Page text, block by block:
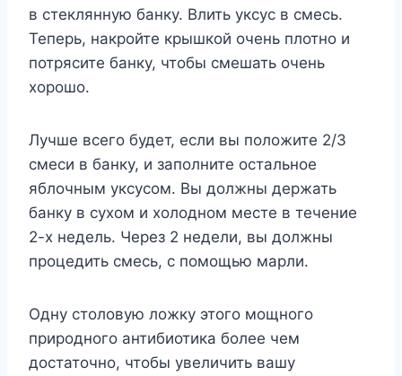
в стеклянную банку. Влить уксус в смесь.
Теперь, накройте крышкой очень плотно и
потрясите банку, чтобы смешать очень
хорошо.
Лучше всего будет, если вы положите 2/3
смеси в банку, и заполните остальное
яблочным уксусом. Вы должны держать
банку в сухом и холодном месте в течение
2-х недель. Через 2 недели, вы должны
процедить смесь, с помощью марли.
Одну столовую ложку этого мощного
природного антибиотика более чем
достаточно, чтобы увеличить вашу